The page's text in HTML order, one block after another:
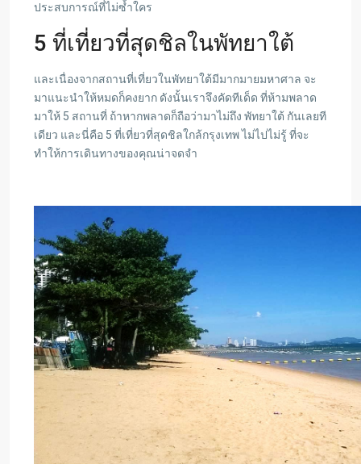
ประสบการณ์ที่ไม่ซ้ำใคร
5 ที่เที่ยวที่สุดชิลในพัทยาใต้
และเนื่องจากสถานที่เที่ยวในพัทยาใต้มีมากมายมหาศาล จะ
มาแนะนำให้หมดก็คงยาก ดังนั้นเราจึงคัดทีเด็ด ที่ห้ามพลาด
มาให้ 5 สถานที่ ถ้าหากพลาดก็ถือว่ามาไม่ถึง พัทยาใต้ กันเลยที
เดียว และนี่คือ 5 ที่เที่ยวที่สุดชิลใกล้กรุงเทพ ไม่ไปไม่รู้ ที่จะ
ทำให้การเดินทางของคุณน่าจดจำ